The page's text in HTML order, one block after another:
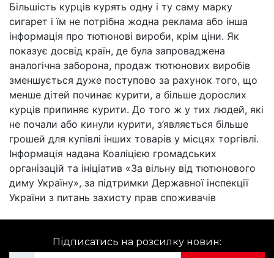
Більшість курців курять одну і ту саму марку
сигарет і їм не потрібна жодна реклама або інша
інформація про тютюнові вироби, крім ціни. Як
показує досвід країн, де була запроваджена
аналогічна заборона, продаж тютюнових виробів
зменшується дуже поступово за рахунок того, що
менше дітей починає курити, а більше дорослих
курців припиняє курити. До того ж у тих людей, які
не почали або кинули курити, з’являється більше
грошей для купівлі інших товарів у місцях торгівлі.
Інформація надана Коаліцією громадських
організацій та ініціатив «За вільну від тютюнового
диму Україну», за підтримки Державної інспекції
України з питань захисту прав споживачів
Підписатись на розсилку новин: